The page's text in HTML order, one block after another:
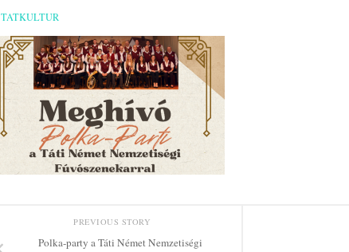
TATKULTUR
PREVIOUS STORY
Polka-party a Táti Német Nemzetiségi